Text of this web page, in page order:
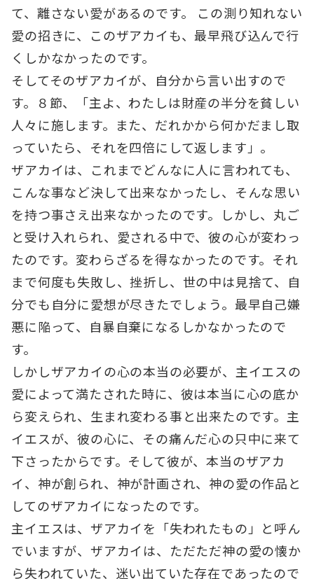
て、離さない愛があるのです。 この測り知れない
愛の招きに、このザアカイも、最早飛び込んで行
くしかなかったのです。
そしてそのザアカイが、自分から言い出すので
す。８節、「主よ、わたしは財産の半分を貧しい
人々に施します。また、だれかから何かだまし取
っていたら、それを四倍にして返します」。
ザアカイは、これまでどんなに人に言われても、
こんな事など決して出来なかったし、そんな思い
を持つ事さえ出来なかったのです。しかし、丸ご
と受け入れられ、愛される中で、彼の心が変わっ
たのです。変わらざるを得なかったのです。それ
まで何度も失敗し、挫折し、世の中は見捨て、自
分でも自分に愛想が尽きたでしょう。最早自己嫌
悪に陥って、自暴自棄になるしかなかったので
す。
しかしザアカイの心の本当の必要が、主イエスの
愛によって満たされた時に、彼は本当に心の底か
ら変えられ、生まれ変わる事と出来たのです。主
イエスが、彼の心に、その痛んだ心の只中に来て
下さったからです。そして彼が、本当のザアカ
イ、神が創られ、神が計画され、神の愛の作品と
してのザアカイになったのです。
主イエスは、ザアカイを「失われたもの」と呼ん
でいますが、ザアカイは、ただただ神の愛の懐か
ら失われていた、迷い出ていた存在であったので